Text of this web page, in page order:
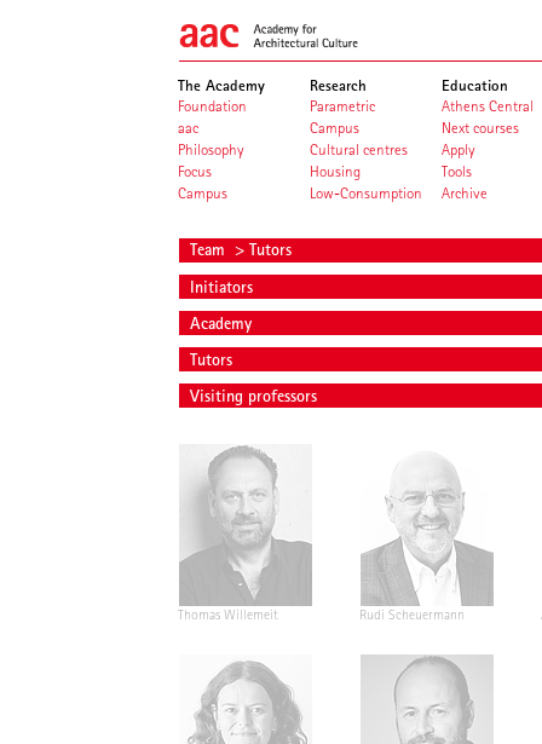
The Academy
Foundation
aac
Philosophy
Focus
Campus
Research
Parametric
Campus
Cultural centres
Housing
Low-Consumption
Education
Athens Central
Next courses
Apply
Tools
Archive
Team > Tutors
Initiators
Academy
Tutors
Visiting professors
Thomas Willemeit Rudi Scheuermann